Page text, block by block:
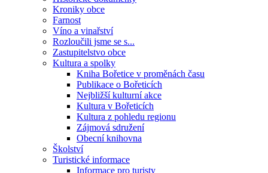
Kroniky obce
Farnost
Víno a vinařství
Rozloučili jsme se s...
Zastupitelstvo obce
Kultura a spolky
Kniha Bořetice v proměnách času
Publikace o Bořeticích
Nejbližší kulturní akce
Kultura v Bořeticích
Kultura z pohledu regionu
Zájmová sdružení
Obecní knihovna
Školství
Turistické informace
Informace pro turisty